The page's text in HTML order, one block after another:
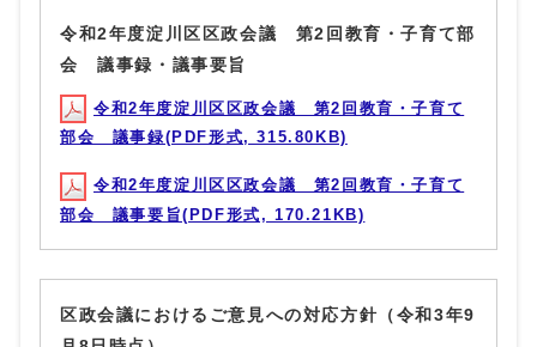
令和2年度淀川区区政会議 第2回教育・子育て部
会 議事録・議事要旨
令和2年度淀川区区政会議 第2回教育・子育て
部会 議事録(PDF形式, 315.80KB)
令和2年度淀川区区政会議 第2回教育・子育て
部会 議事要旨(PDF形式, 170.21KB)
区政会議におけるご意見への対応方針（令和3年9